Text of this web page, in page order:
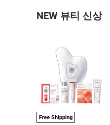
NEW 뷰티 신상
Free Shipping